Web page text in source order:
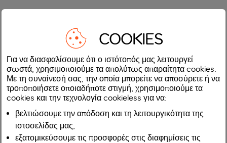
COOKIES
Για να διασφαλίσουμε ότι ο ιστότοπός μας λειτουργεί
σωστά, χρησιμοποιούμε τα απολύτως απαραίτητα cookies.
Με τη συναίνεσή σας, την οποία μπορείτε να αποσύρετε ή να
τροποποιήσετε οποιαδήποτε στιγμή, χρησιμοποιούμε τα
cookies και την τεχνολογία cookieless για να:
βελτιώσουμε την απόδοση και τη λειτουργικότητα της
ιστοσελίδας μας,
εξατομικεύσουμε τις προσφορές στις διαφημίσεις τις